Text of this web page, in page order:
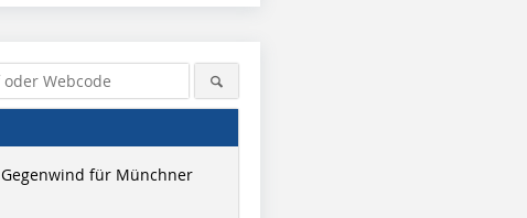
Gegenwind für Münchner